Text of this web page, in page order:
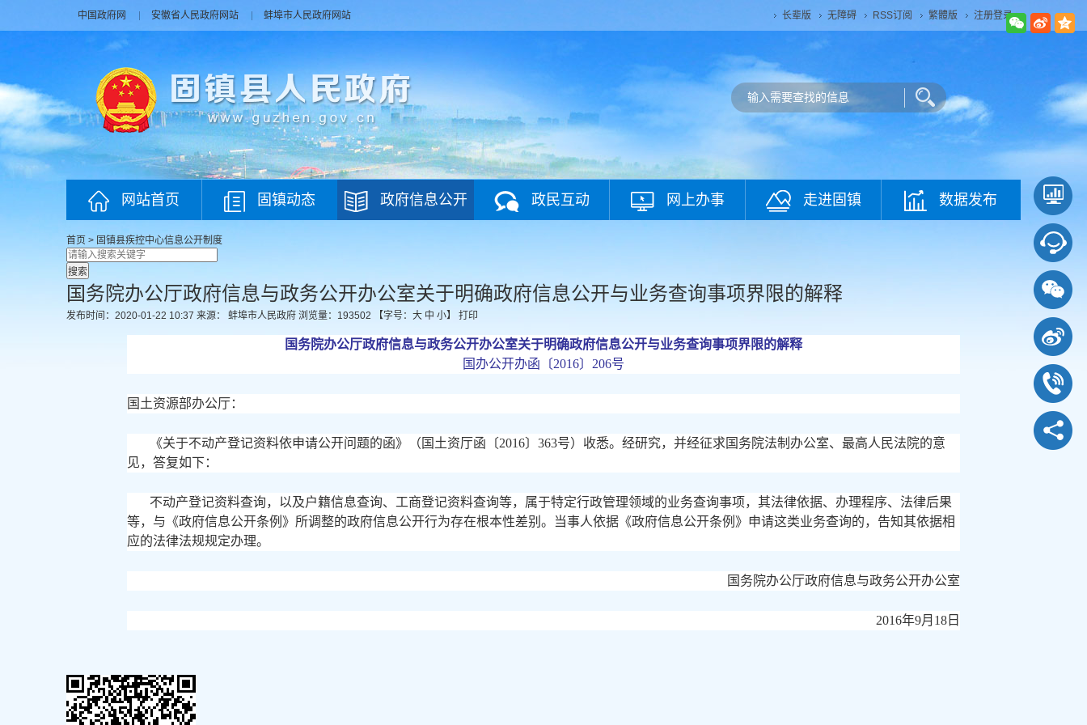
中国政府网 安徽省人民政府网站 蚌埠市人民政府网站 长辈版 无障碍 RSS订阅 繁體版 注册登录
网站首页 固镇动态 政府信息公开 政民互动 网上办事 走进固镇 数据发布
首页 > 固镇县疾控中心信息公开制度
国务院办公厅政府信息与政务公开办公室关于明确政府信息公开与业务查询事项界限的解释
发布时间：2020-01-22 10:37 来源： 蚌埠市人民政府 浏览量： 193502 【字号： 大 中 小】 打印
国务院办公厅政府信息与政务公开办公室关于明确政府信息公开与业务查询事项界限的解释
国办公开办函〔2016〕206号
国土资源部办公厅：
《关于不动产登记资料依申请公开问题的函》（国土资厅函〔2016〕363号）收悉。经研究，并经征求国务院法制办公室、最高人民法院的意
见，答复如下：
不动产登记资料查询，以及户籍信息查询、工商登记资料查询等，属于特定行政管理领域的业务查询事项，其法律依据、办理程序、法律后果
等，与《政府信息公开条例》所调整的政府信息公开行为存在根本性差别。当事人依据《政府信息公开条例》申请这类业务查询的，告知其依据相
应的法律法规规定办理。
国务院办公厅政府信息与政务公开办公室
2016年9月18日